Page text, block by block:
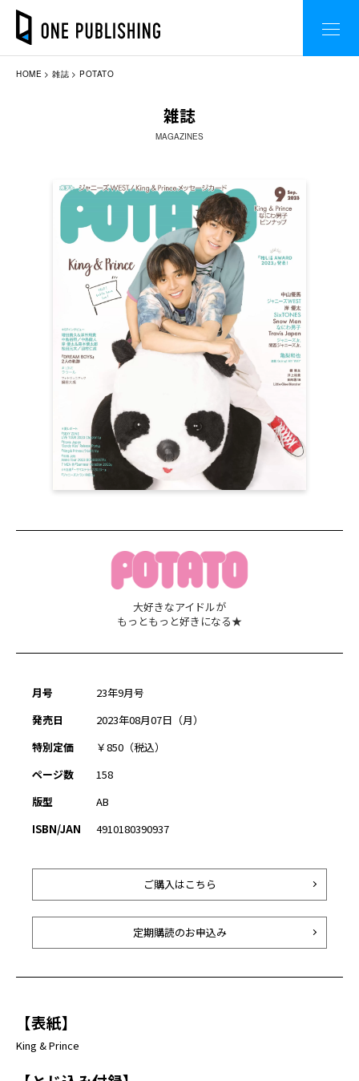
HOME 雑誌 POTATO
雑誌
MAGAZINES
大好きなアイドルが
もっともっと好きになる★
月号
23年9月号
発売日
2023年08月07日（月）
特別定価
￥850（税込）
ページ数
158
版型
AB
ISBN/JAN
4910180390937
ご購入はこちら
定期購読のお申込み
【表紙】
King & Prince